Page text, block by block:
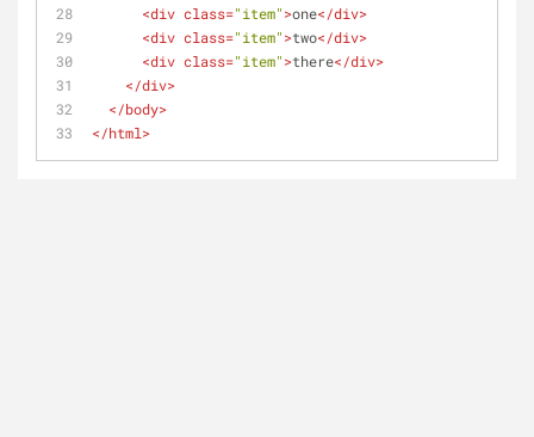
<div class="item">one</div>
<div class="item">two</div>
<div class="item">there</div>
</div>
</body>
</html>